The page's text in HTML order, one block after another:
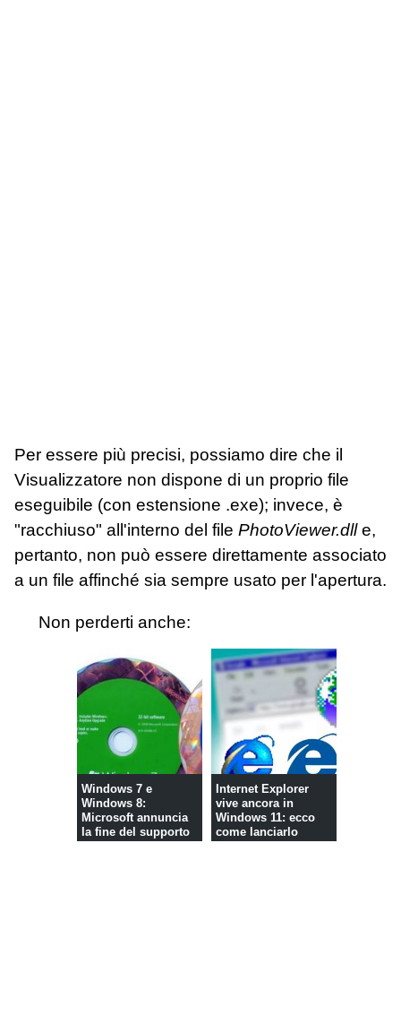
Per essere più precisi, possiamo dire che il
Visualizzatore non dispone di un proprio file
eseguibile (con estensione .exe); invece, è
"racchiuso" all'interno del file PhotoViewer.dlle,
pertanto, non può essere direttamente associato
a un file affinché sia sempre usato per l'apertura.
Non perderti anche:
Windows 7 e
Windows 8:
Microsoft annuncia
la fine del supporto
Internet Explorer
vive ancora in
Windows 11: ecco
come lanciarlo